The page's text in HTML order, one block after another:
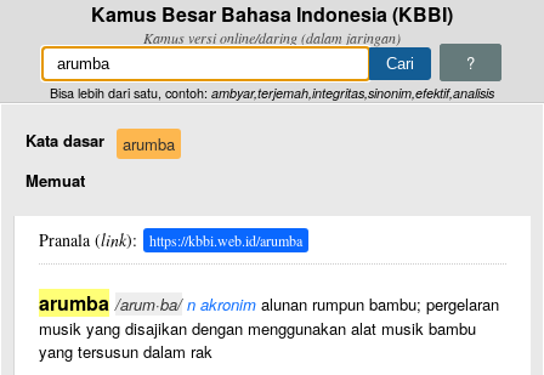
Kamus Besar Bahasa Indonesia (KBBI)
Kamus versi online/daring (dalam jaringan)
?
Bisa lebih dari satu, contoh: ambyar,terjemah,integritas,sinonim,efektif,analisis
Kata dasar
arumba
Memuat
Pranala (link): https://kbbi.web.id/arumba
arumba /arum·ba/ n akronim alunan rumpun bambu; pergelaran
musik yang disajikan dengan menggunakan alat musik bambu
yang tersusun dalam rak